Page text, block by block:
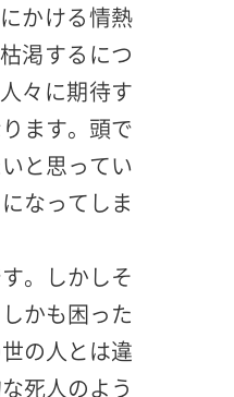
かける情熱
渇するにつ
々に期待す
ます。頭で
と思ってい
なってしま
。しかしそ
かも困った
の人とは違
死人のよう